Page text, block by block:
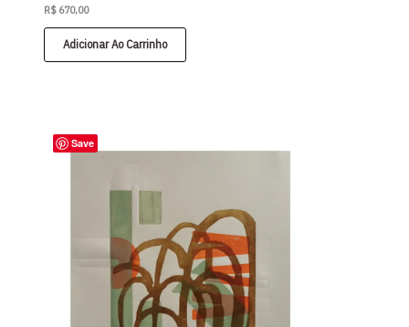
R$ 670,00
Adicionar Ao Carrinho
Save